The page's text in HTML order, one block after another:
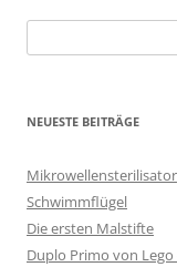
nach:
NEUESTE BEITRÄGE
Mikrowellensterilisator
Schwimmflügel
Die ersten Malstifte
Duplo Primo von